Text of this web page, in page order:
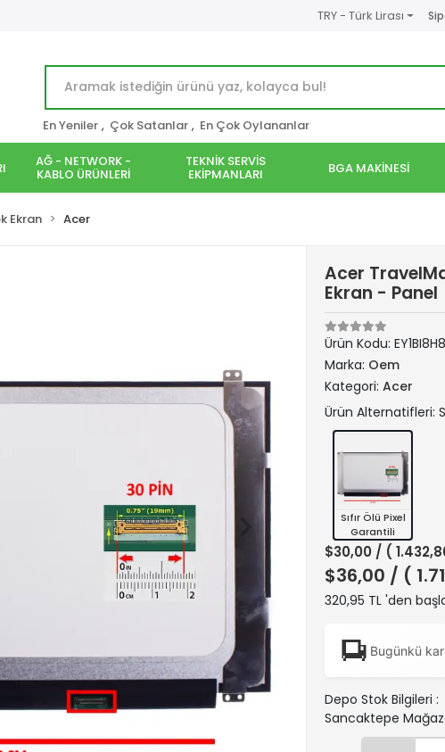
TRY - Türk Lirası
En Yeniler , Çok Satanlar , En Çok Oylananlar
AĞ - NETWORK -
KABLO ÜRÜNLERİ
TEKNİK SERVİS
EKİPMANLARI BGA MAKİNESİ
Ekran Acer
Acer
Ekran - Panel
Ürün Kodu: EY1BI8H8
Marka: Oem
Kategori: Acer
Ürün Alternatifleri:
Sıfır Ölü Pixel
Garantili
$30,00 / (
$36,00 / (
320,95 TL 'den
Bugünkü
Depo Stok Bilgileri :
Sancaktepe